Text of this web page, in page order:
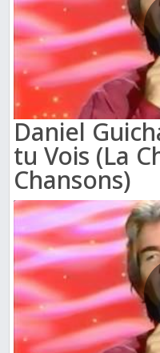
Daniel
tu Vois (La
Chansons)